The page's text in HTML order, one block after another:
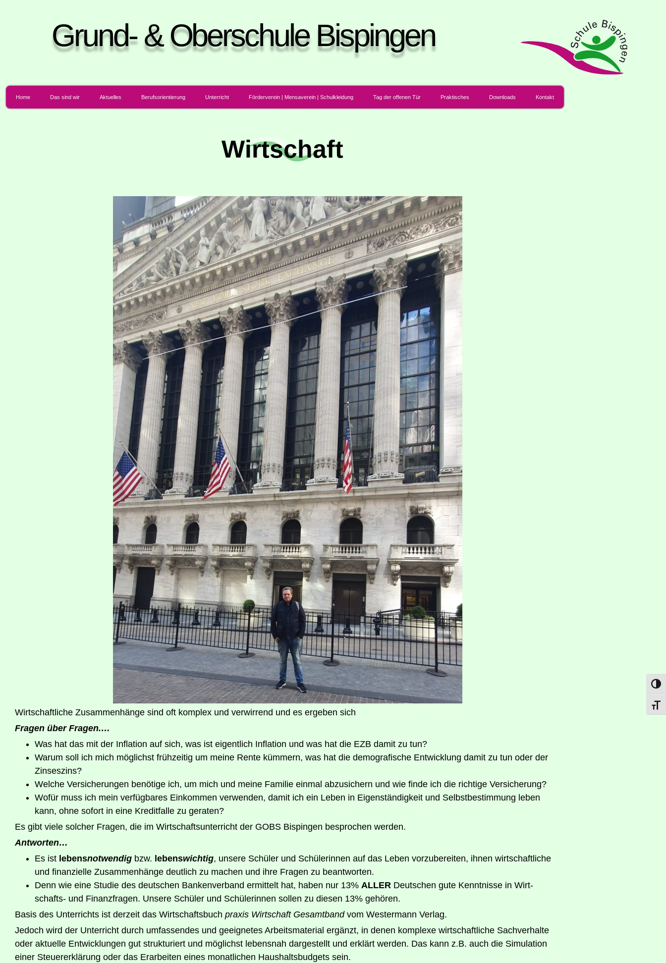
Grund- & Oberschule Bispingen
Home Das sind wir Aktu­el­les Berufs­ori­en­tie­rung Unter­richt För­der­ver­ein | Men­sa­ver­ein | Schulkleidung Tag der offe­nen Tür Prak­ti­sches Down­loads Kon­takt
Wirt­schaft
Wirt­schaft­li­che Zusam­men­hän­ge sind oft kom­plex und ver­wir­rend und es erge­ben sich
Fra­gen über Fragen.…
Was hat das mit der Infla­ti­on auf sich, was ist eigent­lich Infla­ti­on und was hat die EZB damit zu tun?
War­um soll ich mich mög­lichst früh­zei­tig um mei­ne Ren­te küm­mern, was hat die demo­gra­fi­sche Ent­wick­lung damit zu tun oder der
Zinseszins?
Wel­che Ver­si­che­run­gen benö­ti­ge ich, um mich und mei­ne Fami­lie ein­mal abzu­si­chern und wie fin­de ich die rich­ti­ge Versicherung?
Wofür muss ich mein ver­füg­ba­res Ein­kom­men ver­wen­den, damit ich ein Leben in Eigen­stän­dig­keit und Selbst­be­stim­mung leben
kann, ohne sofort in eine Kre­dit­fal­le zu geraten?
Es gibt vie­le sol­cher Fra­gen, die im Wirt­schafts­un­ter­richt der GOBS Bis­pin­gen bespro­chen werden.
Ant­wor­ten…
Es ist lebensnot­wen­dig bzw. lebenswich­tig, unse­re Schü­ler und Schü­le­rin­nen auf das Leben vor­zu­be­rei­ten, ihnen wirt­schaft­li­che
und finan­zi­el­le Zusam­men­hän­ge deut­lich zu machen und ihre Fra­gen zu beantworten.
Denn wie eine Stu­die des deut­schen Ban­ken­ver­band ermit­telt hat, haben nur 13% ALLER Deut­schen gute Kennt­nis­se in Wirt­
schafts- und Finanz­fra­gen. Unse­re Schü­ler und Schü­le­rin­nen sol­len zu die­sen 13% gehören.
Basis des Unter­richts ist der­zeit das Wirt­schafts­buch pra­xis Wirt­schaft Gesamt­bandvom Wes­ter­mann Verlag.
Jedoch wird der Unter­richt durch umfas­sen­des und geeig­ne­tes Arbeits­ma­te­ri­al ergänzt, in denen kom­ple­xe wirt­schaft­li­che Sach­ver­hal­te
oder aktu­el­le Ent­wick­lun­gen gut struk­tu­riert und mög­lichst lebens­nah dar­ge­stellt und erklärt wer­den. Das kann z.B. auch die Simu­la­ti­on
einer Steu­er­erklä­rung oder das Erar­bei­ten eines monat­li­chen Haus­halts­bud­gets sein.